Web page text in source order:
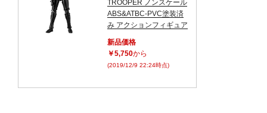
TROOPER ノンスケール
ABS&ATBC-PVC塗装済
み アクションフィギュア
新品価格
￥5,750から
(2019/12/9 22:24時点)